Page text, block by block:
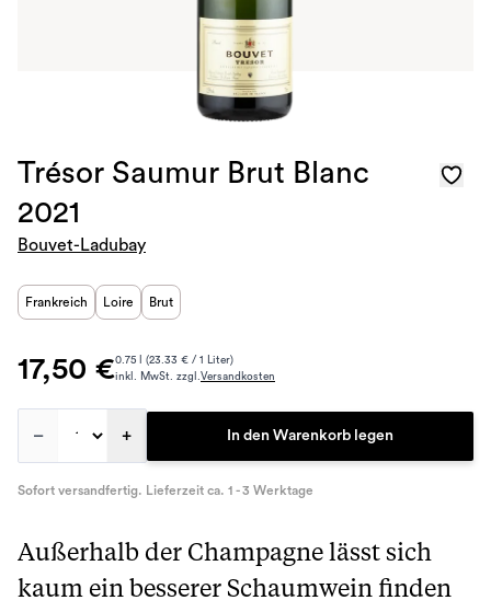
Trésor Saumur Brut Blanc
2021
Bouvet-Ladubay
Frankreich Loire Brut
17,50 €0.75 l (23.33 € / 1 Liter)
inkl. MwSt. zzgl.Versandkosten
– + In den Warenkorb legen
Sofort versandfertig. Lieferzeit ca. 1 - 3 Werktage
Außerhalb der Champagne lässt sich
kaum ein besserer Schaumwein finden